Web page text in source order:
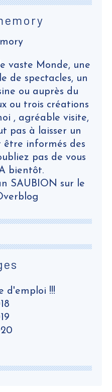
d'emploi !!!
vaste Monde, une
de spectacles, un
ou auprès du
ou trois créations
, agréable visite,
pas à laisser un
être informés des
pas de vous
bientôt.
SAUBION sur le